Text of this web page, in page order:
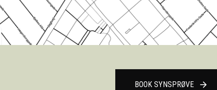
BOOK SYNSPRØVE arrow_forward